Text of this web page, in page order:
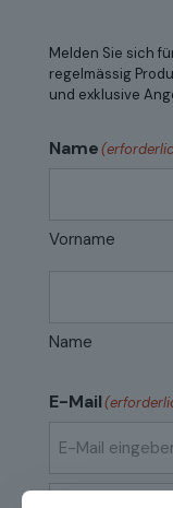
Melden Sie sich
regelmässig
und exklusive
Name
Vorname
Name
E-Mail
E-